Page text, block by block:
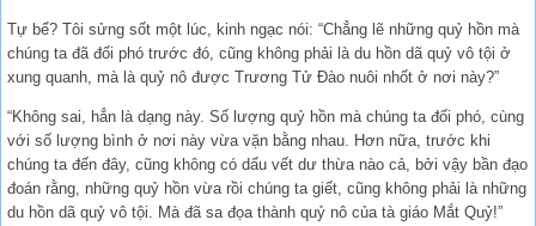
Tự bể? Tôi sửng sốt một lúc, kinh ngạc nói: “Chẳng lẽ những quỷ hồn mà
chúng ta đã đối phó trước đó, cũng không phải là du hồn dã quỷ vô tội ở
xung quanh, mà là quỷ nô được Trương Tử Đào nuôi nhốt ở nơi này?”
“Không sai, hẳn là dạng này. Số lượng quỷ hồn mà chúng ta đối phó, cùng
với số lượng bình ở nơi này vừa vặn bằng nhau. Hơn nữa, trước khi
chúng ta đến đây, cũng không có dấu vết dư thừa nào cả, bởi vậy bần đạo
đoán rằng, những quỷ hồn vừa rồi chúng ta giết, cũng không phải là những
du hồn dã quỷ vô tội. Mà đã sa đọa thành quỷ nô của tà giáo Mắt Quỷ!”